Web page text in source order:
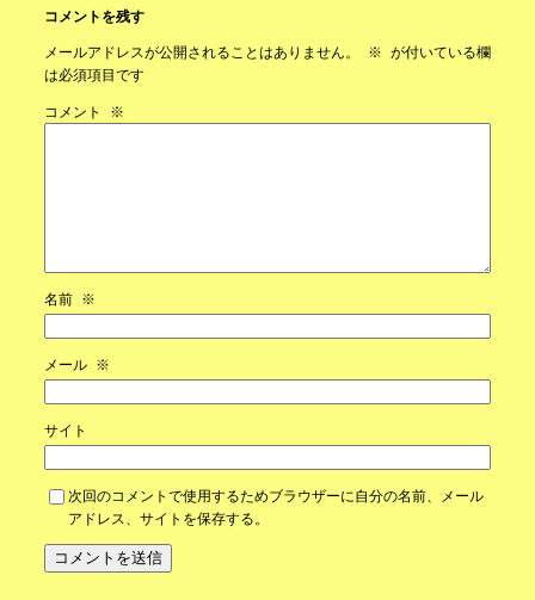
コメントを残す
メールアドレスが公開されることはありません。
※ が付いている欄
は必須項目です
コメント ※
名前 ※
メール ※
サイト
次回のコメントで使用するためブラウザーに自分の名前、メール
アドレス、サイトを保存する。